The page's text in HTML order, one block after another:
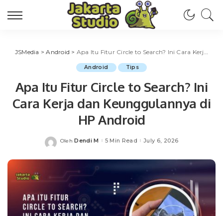
JSMedia >Android > Apa Itu Fitur Circle to Search? Ini Cara Kerja dan Keunggulannya di HP Android
Android Tips
Apa Itu Fitur Circle to Search? Ini
Cara Kerja dan Keunggulannya di
HP Android
Posted
Oleh Dendi M 5 Min Read July 6, 2026